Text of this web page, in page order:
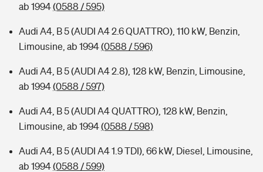
ab 1994(0588 / 595)
Audi A4, B 5 (AUDI A4 2.6 QUATTRO), 110 kW, Benzin,
Limousine, ab 1994(0588 / 596)
Audi A4, B 5 (AUDI A4 2.8), 128 kW, Benzin, Limousine,
ab 1994(0588 / 597)
Audi A4, B 5 (AUDI A4 QUATTRO), 128 kW, Benzin,
Limousine, ab 1994(0588 / 598)
Audi A4, B 5 (AUDI A4 1.9 TDI), 66 kW, Diesel, Limousine,
ab 1994(0588 / 599)